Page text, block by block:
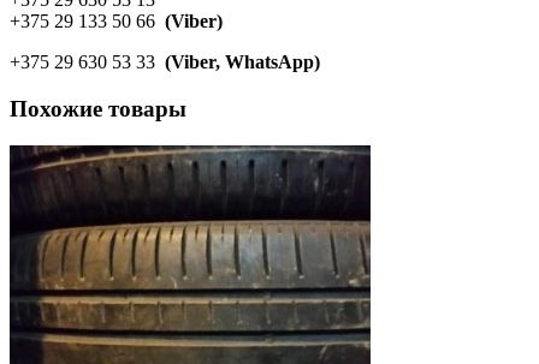
+375 29 133 50 66 (Viber)
+375 29 630 53 33 (Viber, WhatsApp)
Похожие товары